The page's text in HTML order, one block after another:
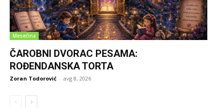
Mesečina
ČAROBNI DVORAC PESAMA:
ROĐENDANSKA TORTA
Zoran Todorović - avg 8, 2026